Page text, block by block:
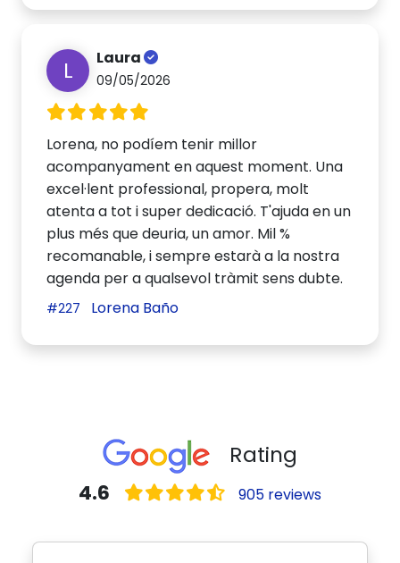
L Laura
09/05/2026
Lorena, no podíem tenir millor
acompanyament en aquest moment. Una
excel·lent professional, propera, molt
atenta a tot i super dedicació. T'ajuda en un
plus més que deuria, un amor. Mil %
recomanable, i sempre estarà a la nostra
agenda per a qualsevol tràmit sens dubte.
#227 Lorena Baño
Rating
4.6 905 reviews